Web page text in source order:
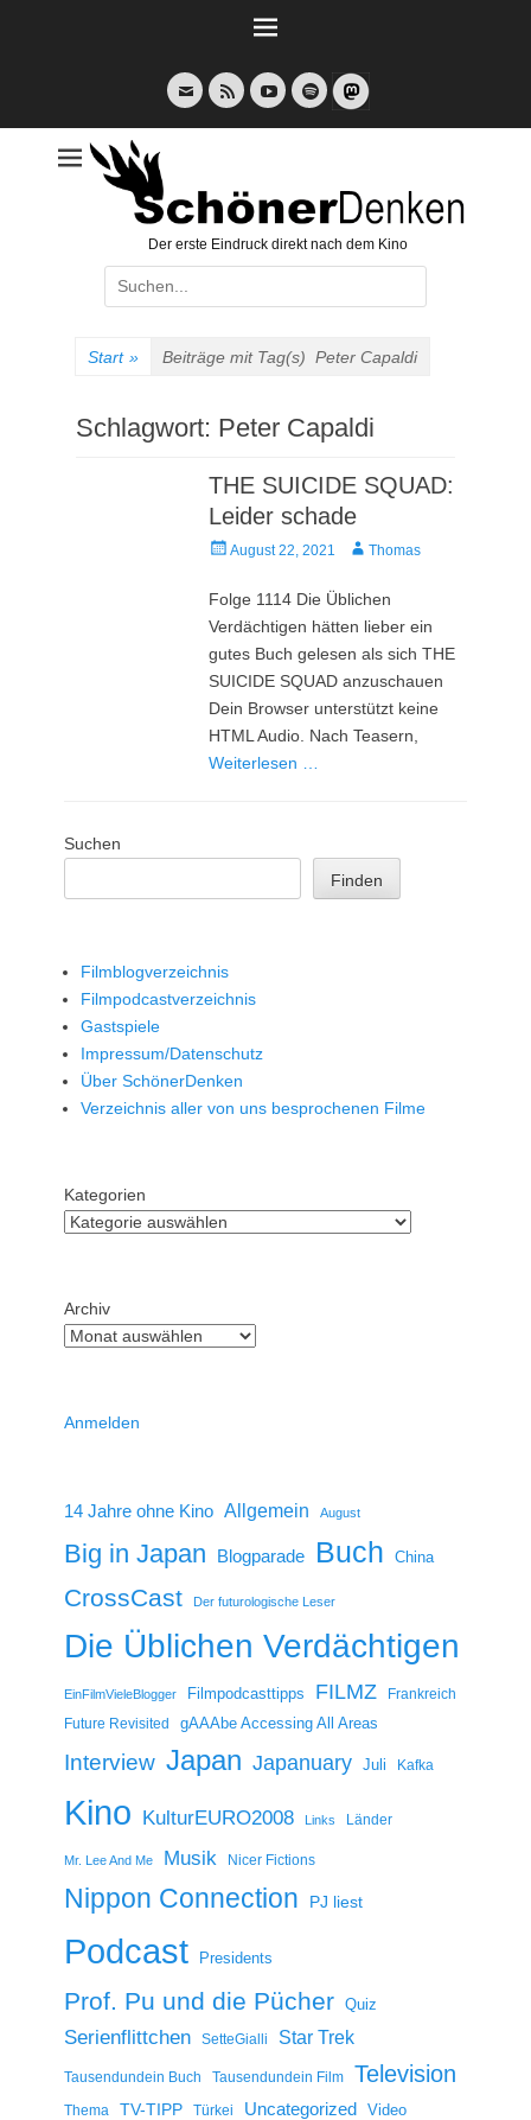
E-
Mail
Feed YouTubeSpotify
Der erste Eindruck direkt nach dem Kino
Suche
nach:
Start » Beiträge mit Tag(s) Peter Capaldi
Schlagwort: Peter Capaldi
THE SUICIDE SQUAD:
Leider schade
Veröffentlicht
August 22, 2021 AutorThomas
Folge 1114 Die Üblichen
Verdächtigen hätten lieber ein
gutes Buch gelesen als sich THE
SUICIDE SQUAD anzuschauen
Dein Browser unterstützt keine
HTML Audio. Nach Teasern,
Weiterlesen …
Suchen
Finden
Filmblogverzeichnis
Filmpodcastverzeichnis
Gastspiele
Impressum/Datenschutz
Über SchönerDenken
Verzeichnis aller von uns besprochenen Filme
Kategorien
Archiv
Anmelden
14 Jahre ohne Kino Allgemein August
Big in Japan Blogparade Buch China
CrossCast Der futurologische Leser
Die Üblichen Verdächtigen
EinFilmVieleBlogger Filmpodcasttipps FILMZ
Frankreich
Future Revisited
gAAAbe Accessing All Areas
Interview Japan Japanuary Juli Kafka
Kino KulturEURO2008 Links Länder
Mr. Lee And Me Musik Nicer Fictions
Nippon Connection PJ liest
Podcast Presidents
Prof. Pu und die Pücher Quiz
Serienflittchen SetteGialli Star Trek
Tausendundein Buch Tausendundein Film Television
Thema TV-TIPP Türkei Uncategorized Video